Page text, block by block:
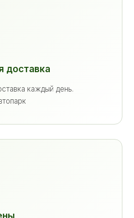
доставка
каждый день.